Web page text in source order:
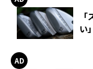
い